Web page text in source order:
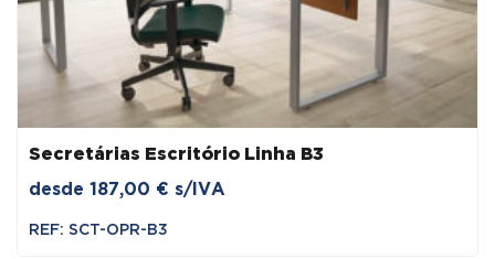
Secretárias Escritório Linha B3
desde 187,00 € s/IVA
REF: SCT-OPR-B3